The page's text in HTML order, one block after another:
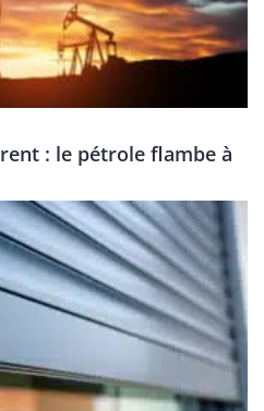
: le pétrole flambe à